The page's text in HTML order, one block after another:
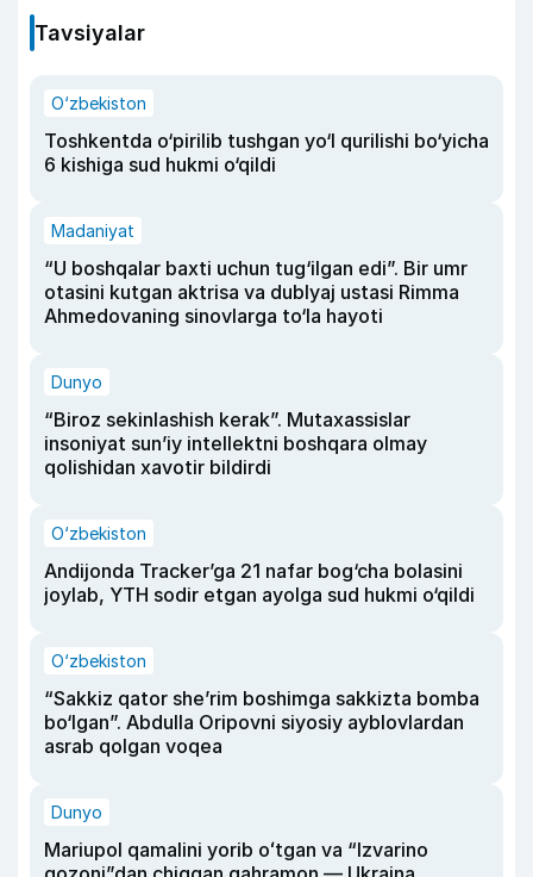
Tavsiyalar
O‘zbekiston
Toshkentda o‘pirilib tushgan yo‘l qurilishi bo‘yicha
6 kishiga sud hukmi o‘qildi
Madaniyat
“U boshqalar baxti uchun tug‘ilgan edi”. Bir umr
otasini kutgan aktrisa va dublyaj ustasi Rimma
Ahmedovaning sinovlarga to‘la hayoti
Dunyo
“Biroz sekinlashish kerak”. Mutaxassislar
insoniyat sun’iy intellektni boshqara olmay
qolishidan xavotir bildirdi
O‘zbekiston
Andijonda Tracker’ga 21 nafar bog‘cha bolasini
joylab, YTH sodir etgan ayolga sud hukmi o‘qildi
O‘zbekiston
“Sakkiz qator she’rim boshimga sakkizta bomba
bo‘lgan”. Abdulla Oripovni siyosiy ayblovlardan
asrab qolgan voqea
Dunyo
Mariupol qamalini yorib oʻtgan va “Izvarino